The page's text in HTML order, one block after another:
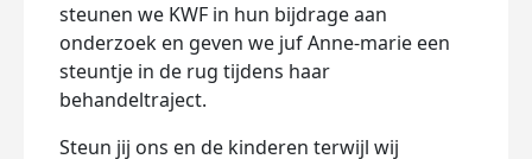
steunen we KWF in hun bijdrage aan
onderzoek en geven we juf Anne-marie een
steuntje in de rug tijdens haar
behandeltraject.
Steun jij ons en de kinderen terwijl wij